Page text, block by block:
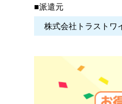
■派遣元
株式会社トラストワ